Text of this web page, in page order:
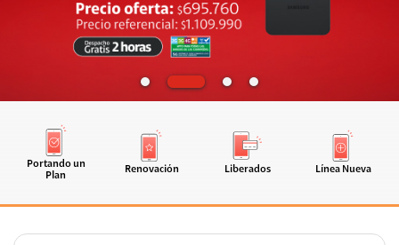
Portando un
Plan
Renovación Liberados Línea Nueva